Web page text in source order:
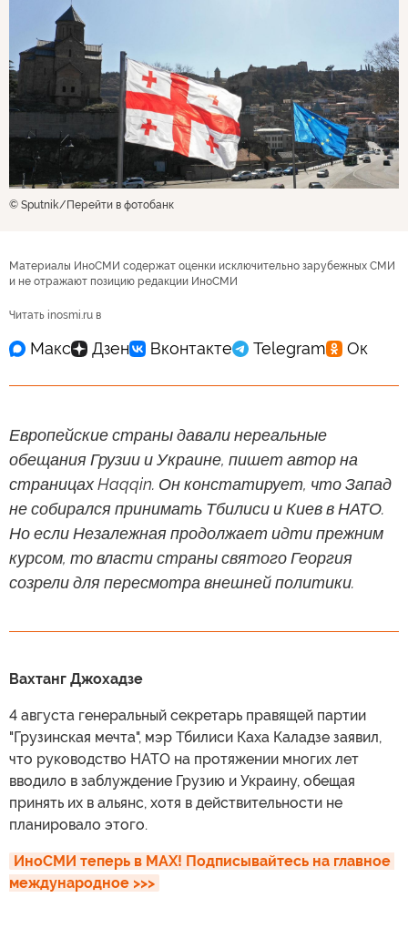
© Sputnik Перейти в фотобанк
Материалы ИноСМИ содержат оценки исключительно зарубежных СМИ
и не отражают позицию редакции ИноСМИ
Читать inosmi.ru в
Европейские страны давали нереальные
обещания Грузии и Украине, пишет автор на
страницах Haqqin. Он констатирует, что Запад
не собирался принимать Тбилиси и Киев в НАТО.
Но если Незалежная продолжает идти прежним
курсом, то власти страны святого Георгия
созрели для пересмотра внешней политики.
Вахтанг Джохадзе
4 августа генеральный секретарь правящей партии
"Грузинская мечта", мэр Тбилиси Каха Каладзе заявил,
что руководство НАТО на протяжении многих лет
вводило в заблуждение Грузию и Украину, обещая
принять их в альянс, хотя в действительности не
планировало этого.
ИноСМИ теперь в MAX! Подписывайтесь на главное
международное >>>